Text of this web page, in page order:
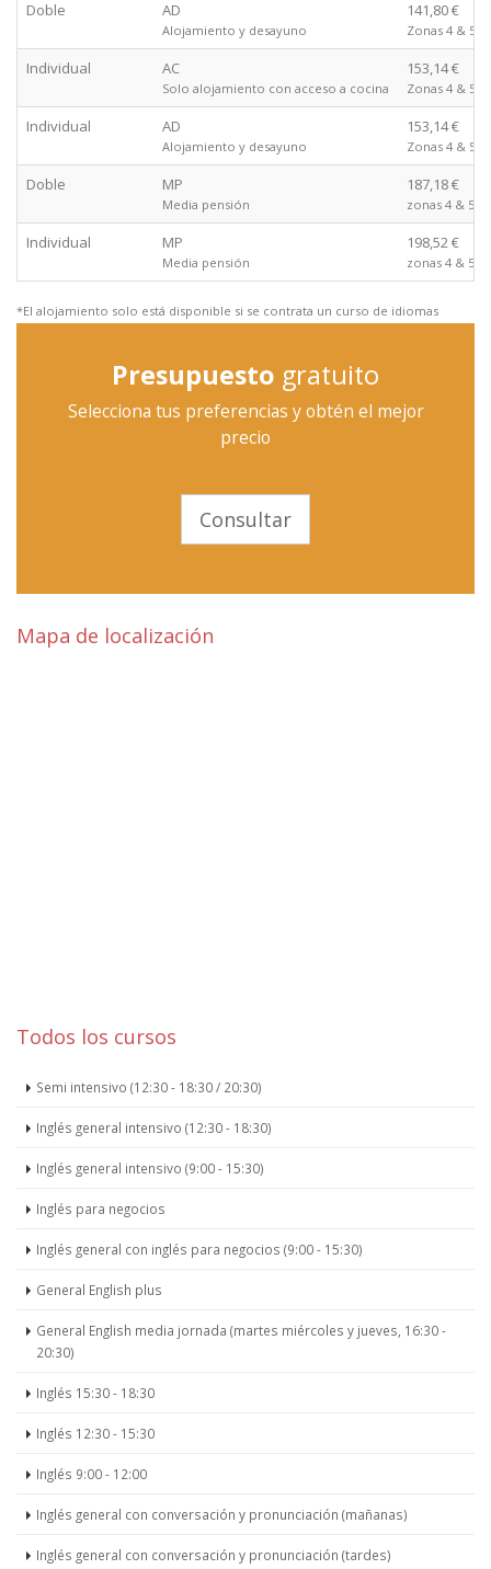
Doble AD
Alojamiento y desayuno
141,80 €
Zonas 4 & 5
Individual AC
Solo alojamiento con acceso a cocina
153,14 €
Zonas 4 & 5
Individual AD
Alojamiento y desayuno
153,14 €
Zonas 4 & 5
Doble MP
Media pensión
187,18 €
zonas 4 & 5
Individual MP
Media pensión
198,52 €
zonas 4 & 5
*El alojamiento solo está disponible si se contrata un curso de idiomas
Presupuesto gratuito
Selecciona tus preferencias y obtén el mejor
precio
Consultar
Mapa de localización
Todos los cursos
Semi intensivo (12:30 - 18:30 / 20:30)
Inglés general intensivo (12:30 - 18:30)
Inglés general intensivo (9:00 - 15:30)
Inglés para negocios
Inglés general con inglés para negocios (9:00 - 15:30)
General English plus
General English media jornada (martes miércoles y jueves, 16:30 -
20:30)
Inglés 15:30 - 18:30
Inglés 12:30 - 15:30
Inglés 9:00 - 12:00
Inglés general con conversación y pronunciación (mañanas)
Inglés general con conversación y pronunciación (tardes)